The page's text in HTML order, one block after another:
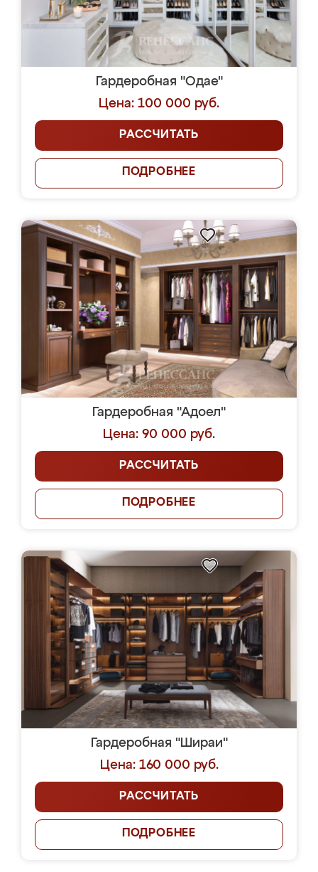
Гардеробная "Одае"
Цена: 100 000 руб.
РАССЧИТАТЬ
ПОДРОБНЕЕ
Гардеробная "Адоел"
Цена: 90 000 руб.
РАССЧИТАТЬ
ПОДРОБНЕЕ
Гардеробная "Шираи"
Цена: 160 000 руб.
РАССЧИТАТЬ
ПОДРОБНЕЕ